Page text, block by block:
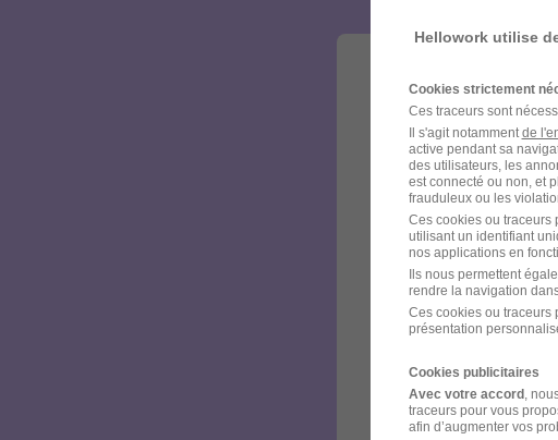
Hellowork utilise
Cookies strictement
Ces traceurs sont
Il s'agit notammentde
active pendant sa
des utilisateurs, les
est connecté ou non, et
frauduleux ou les
Ces cookies ou traceurs
utilisant un identifiant
nos applications en
Ils nous permettent
rendre la navigation
Ces cookies ou traceurs
présentation
Cookies publicitaires
Avec votre accord ,
traceurs pour vous
afin d’augmenter vos